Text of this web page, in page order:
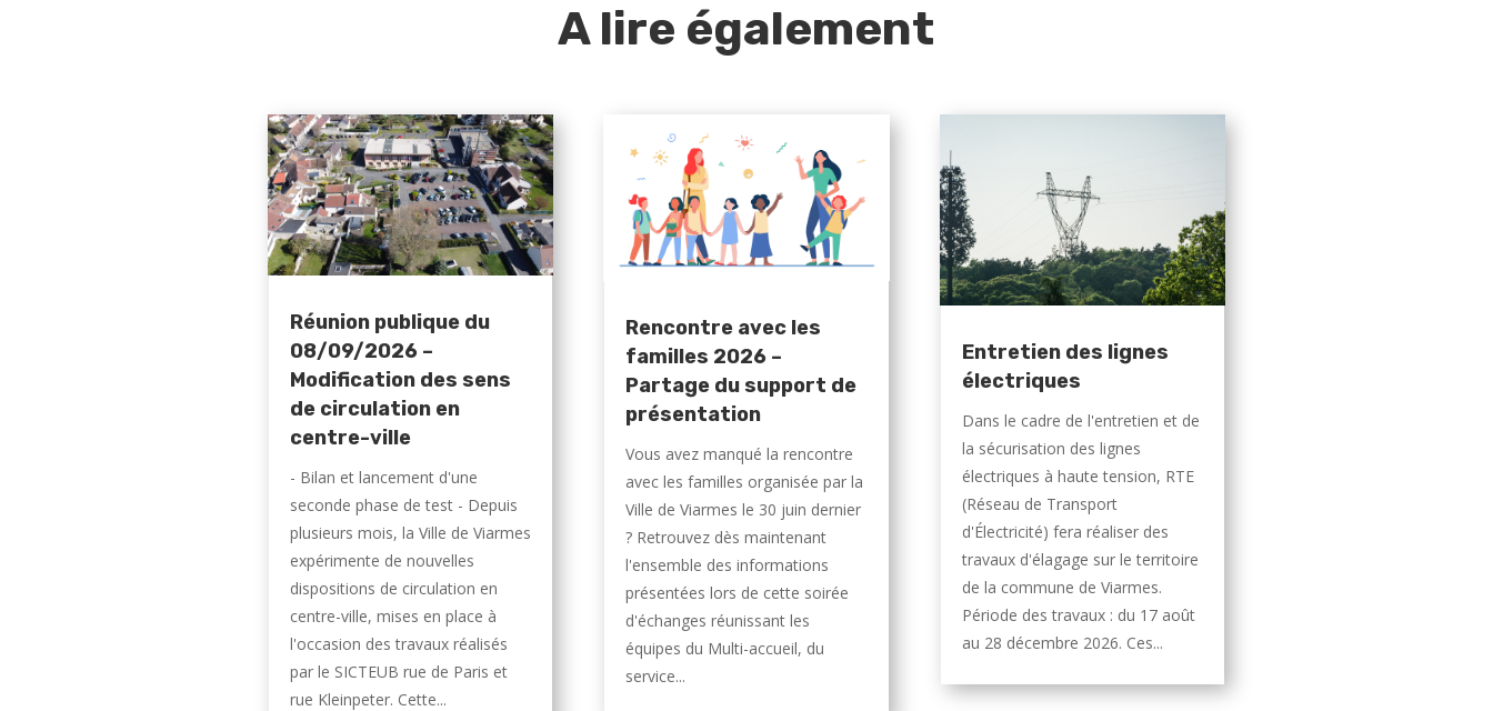
A lire également
Réunion publique du
08/09/2026 –
Modification des sens
de circulation en
centre-ville
- Bilan et lancement d'une
seconde phase de test - Depuis
plusieurs mois, la Ville de Viarmes
expérimente de nouvelles
dispositions de circulation en
centre-ville, mises en place à
l'occasion des travaux réalisés
par le SICTEUB rue de Paris et
rue Kleinpeter. Cette...
Rencontre avec les
familles 2026 –
Partage du support de
présentation
Vous avez manqué la rencontre
avec les familles organisée par la
Ville de Viarmes le 30 juin dernier
? Retrouvez dès maintenant
l'ensemble des informations
présentées lors de cette soirée
d'échanges réunissant les
équipes du Multi-accueil, du
service...
Entretien des lignes
électriques
Dans le cadre de l'entretien et de
la sécurisation des lignes
électriques à haute tension, RTE
(Réseau de Transport
d'Électricité) fera réaliser des
travaux d'élagage sur le territoire
de la commune de Viarmes.
Période des travaux : du 17 août
au 28 décembre 2026. Ces...